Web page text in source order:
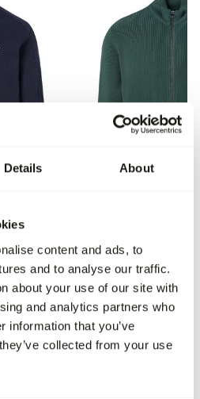
Details About
content and ads, to
and to analyse our traffic.
about your use of our site with
and analytics partners who
information that you’ve
collected from your use
369,95 184,95
compleet